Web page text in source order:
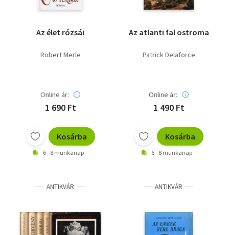
Az élet rózsái
Robert Merle
Online ár:
1 690 Ft
Kosárba
6 - 8 munkanap
Az atlanti fal ostroma
Patrick Delaforce
Online ár:
1 490 Ft
Kosárba
6 - 8 munkanap
ANTIKVÁR ANTIKVÁR